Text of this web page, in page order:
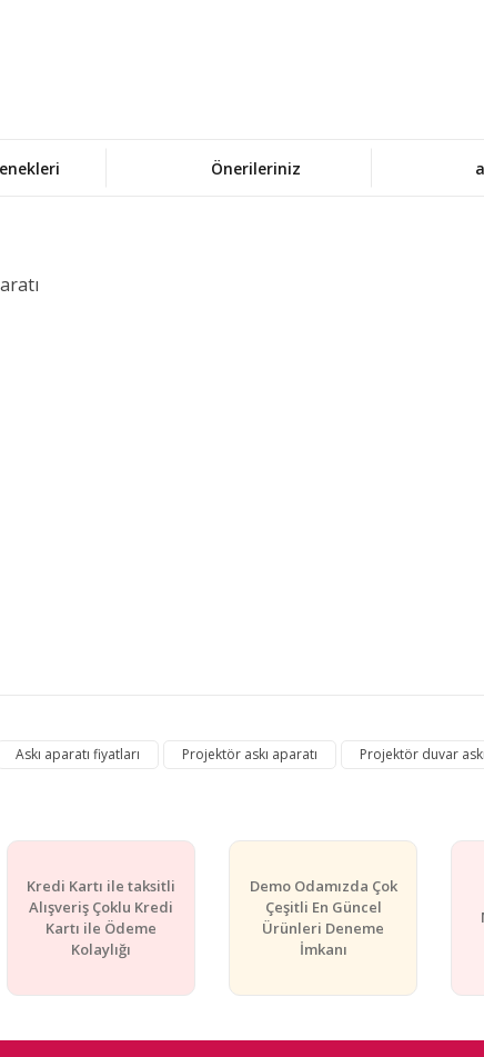
Önerileriniz
siz yapın!
Askı aparatı fiyatları Projektör askı aparatı
Projektör duvar
Kredi Kartı ile taksitli
Alışveriş Çoklu Kredi
Kartı ile Ödeme
Kolaylığı
Demo Odamızda Çok
Çeşitli En Güncel
Ürünleri Deneme
İmkanı